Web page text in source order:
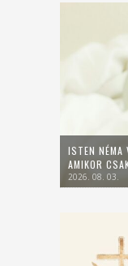
ISTEN NÉMA
AMIKOR
2026. 08. 03.